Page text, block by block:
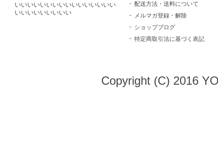
いいいいいいいいいいいいいいいい
いいいいいいいいい
配送方法・送料について
メルマガ登録・解除
ショップブログ
特定商取引法に基づく表記
Copyright (C) 2016